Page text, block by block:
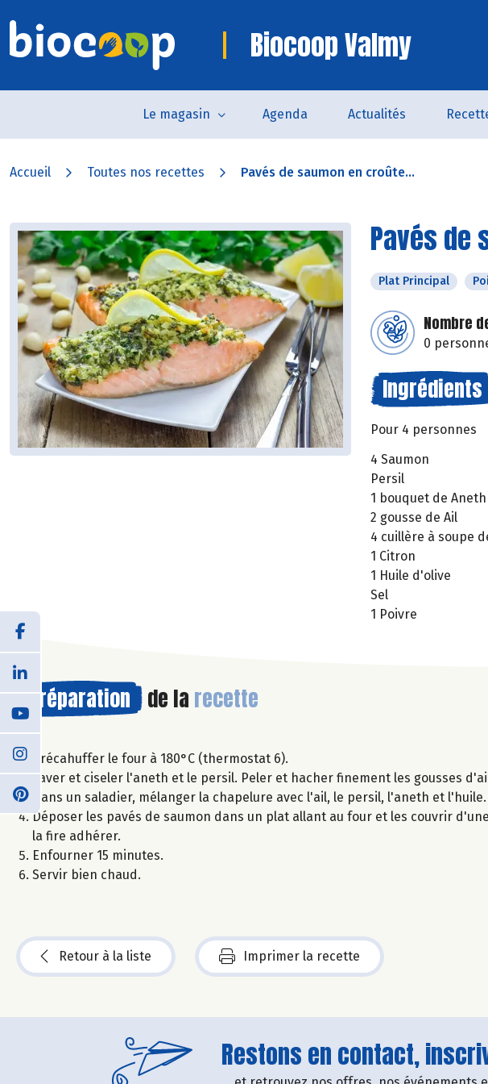
Biocoop Valmy
Le magasin Agenda Actualités
Accueil Toutes nos recettes Pavés de saumon en croûte...
Pavés de
Plat Principal
Nombre
0
Ingrédients
Pour 4 personnes
4 Saumon
Persil
1 bouquet de Aneth
2 gousse de Ail
4 cuillère à soupe
1 Citron
1 Huile d'olive
Sel
1 Poivre
Préparation de la recette
Précahuffer le four à 180°C (thermostat 6).
Laver et ciseler l'aneth et le persil. Peler et hacher finement les gousses
Dans un saladier, mélanger la chapelure avec l'ail, le persil, l'aneth et
Déposer les pavés de saumon dans un plat allant au four et les couvrir
la fire adhérer.
Enfourner 15 minutes.
Servir bien chaud.
Retour à la liste Imprimer la recette
Restons en contact,